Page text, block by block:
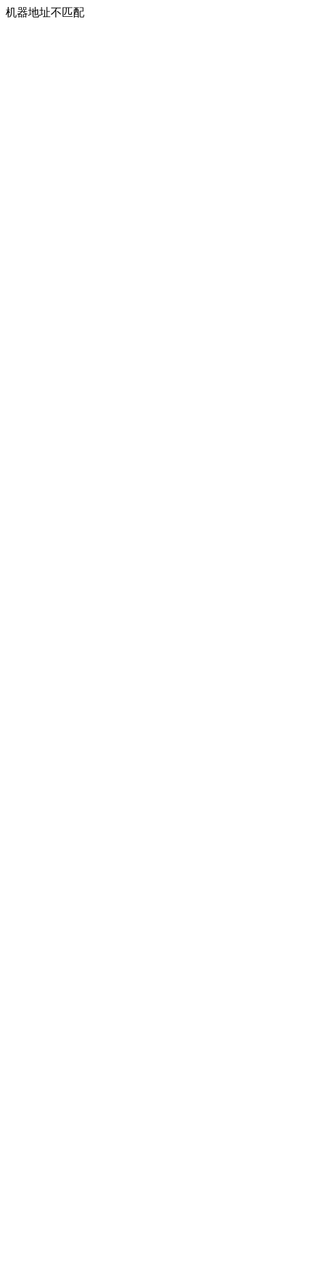
机器地址不匹配